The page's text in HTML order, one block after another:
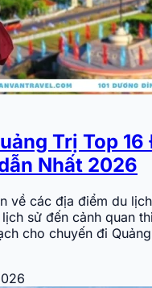
Trị Top
Nhất 2026
về các địa điểm du
sử đến cảnh quan
cho chuyến đi